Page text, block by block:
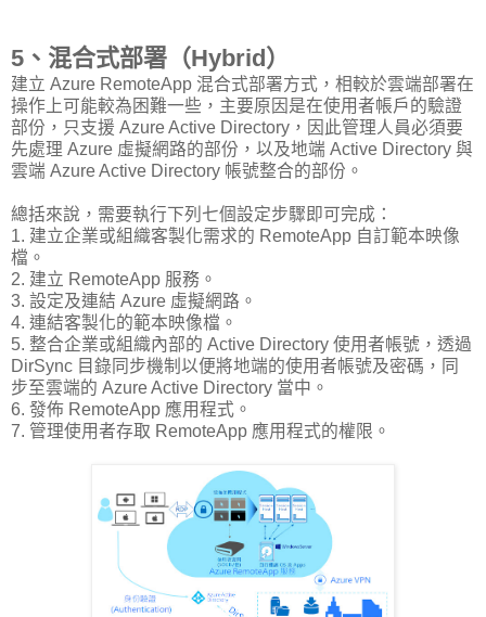
5、混合式部署（Hybrid）
建立 Azure RemoteApp 混合式部署方式，相較於雲端部署在
操作上可能較為困難一些，主要原因是在使用者帳戶的驗證
部份，只支援 Azure Active Directory，因此管理人員必須要
先處理 Azure 虛擬網路的部份，以及地端 Active Directory 與
雲端 Azure Active Directory 帳號整合的部份。
總括來說，需要執行下列七個設定步驟即可完成：
1. 建立企業或組織客製化需求的 RemoteApp 自訂範本映像
檔。
2. 建立 RemoteApp 服務。
3. 設定及連結 Azure 虛擬網路。
4. 連結客製化的範本映像檔。
5. 整合企業或組織內部的 Active Directory 使用者帳號，透過
DirSync 目錄同步機制以便將地端的使用者帳號及密碼，同
步至雲端的 Azure Active Directory 當中。
6. 發佈 RemoteApp 應用程式。
7. 管理使用者存取 RemoteApp 應用程式的權限。